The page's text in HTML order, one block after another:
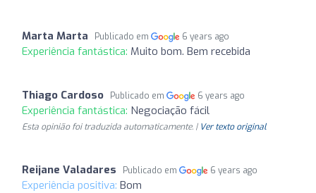
Marta Marta Publicado em 6 years ago
Experiência fantástica: Muito bom. Bem recebida
Thiago Cardoso Publicado em 6 years ago
Experiência fantástica: Negociação fácil
Esta opinião foi traduzida automaticamente. | Ver texto original
Reijane Valadares Publicado em 6 years ago
Experiência positiva: Bom